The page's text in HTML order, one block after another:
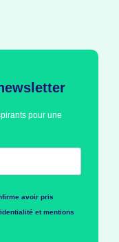
pour une
avoir pris
et mentions